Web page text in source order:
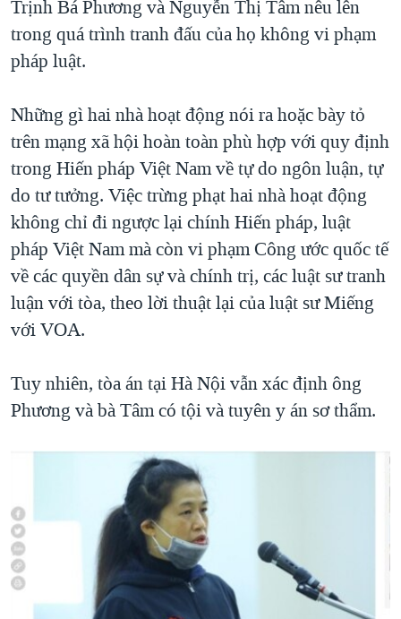
Trịnh Bá Phương và Nguyễn Thị Tâm nêu lên
trong quá trình tranh đấu của họ không vi phạm
pháp luật.
Những gì hai nhà hoạt động nói ra hoặc bày tỏ
trên mạng xã hội hoàn toàn phù hợp với quy định
trong Hiến pháp Việt Nam về tự do ngôn luận, tự
do tư tưởng. Việc trừng phạt hai nhà hoạt động
không chỉ đi ngược lại chính Hiến pháp, luật
pháp Việt Nam mà còn vi phạm Công ước quốc tế
về các quyền dân sự và chính trị, các luật sư tranh
luận với tòa, theo lời thuật lại của luật sư Miếng
với VOA.
Tuy nhiên, tòa án tại Hà Nội vẫn xác định ông
Phương và bà Tâm có tội và tuyên y án sơ thẩm.